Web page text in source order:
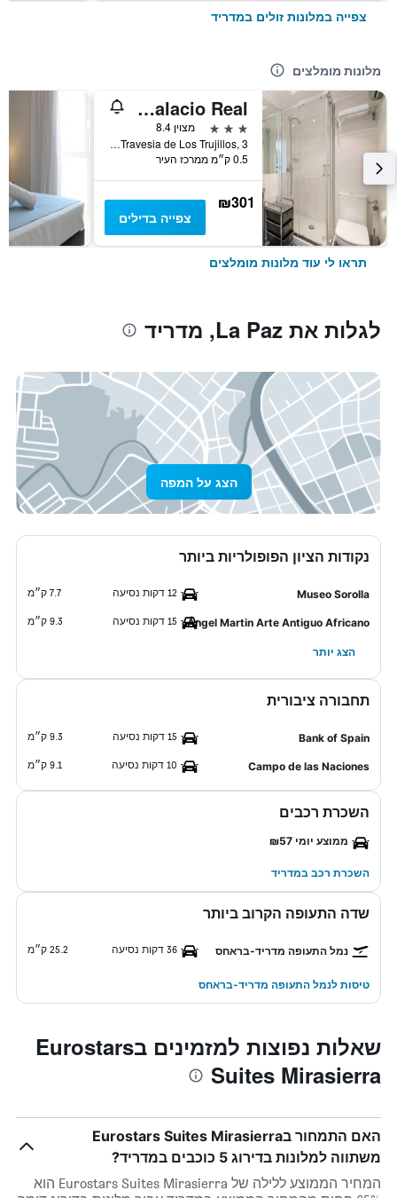
צפייה במלונות זולים במדריד
מלונות מומלצים
Líbere Madrid Palacio Real
3 כוכבים
מצוין 8.4
Travesia de Los Trujillos, 3, מדריד, ספרד
0.5 ק״מ ממרכז העיר
₪301
צפייה בדילים
תראו לי עוד מלונות מומלצים
לגלות את La Paz, מדריד
הצג על המפה
נקודות הציון הפופולריות ביותר
Museo Sorolla 12 דקות נסיעה 7.7 ק״מ
Ángel Martin Arte Antiguo Africano 15 דקות נסיעה 9.3 ק״מ
הצג יותר
תחבורה ציבורית
Bank of Spain 15 דקות נסיעה 9.3 ק״מ
Campo de las Naciones 10 דקות נסיעה 9.1 ק״מ
השכרת רכבים
ממוצע יומי ₪57
השכרת רכב במדריד
שדה התעופה הקרוב ביותר
נמל התעופה מדריד-בראחס 36 דקות נסיעה 25.2 ק״מ
טיסות לנמל התעופה מדריד-בראחס
שאלות נפוצות למזמינים בEurostars
Suites Mirasierra
האם התמחור בEurostars Suites Mirasierra
משתווה למלונות בדירוג 5 כוכבים במדריד?
המחיר הממוצע ללילה של Eurostars Suites Mirasierra הוא